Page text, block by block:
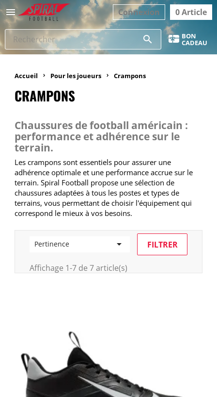
 0 Article
Connexion
search BON
CADEAU
Accueil Pour les joueurs Crampons
CRAMPONS
Chaussures de football américain :
performance et adhérence sur le
terrain.
Les crampons sont essentiels pour assurer une
adhérence optimale et une performance accrue sur le
terrain. Spiral Football propose une sélection de
chaussures adaptées à tous les postes et types de
terrains, vous permettant de choisir l'équipement qui
correspond le mieux à vos besoins.​
Pertinence  FILTRER
Affichage 1-7 de 7 article(s)